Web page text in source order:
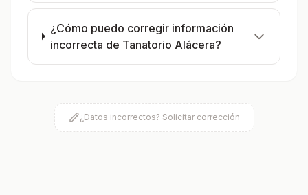
¿Cómo puedo corregir información
incorrecta de Tanatorio Alácera?
¿Datos incorrectos? Solicitar corrección